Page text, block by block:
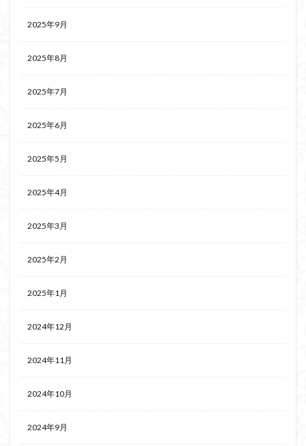
2025年9月
2025年8月
2025年7月
2025年6月
2025年5月
2025年4月
2025年3月
2025年2月
2025年1月
2024年12月
2024年11月
2024年10月
2024年9月